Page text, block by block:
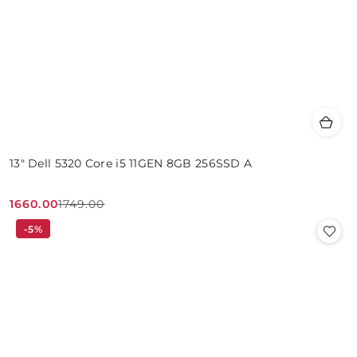
13" Dell 5320 Core i5 11GEN 8GB 256SSD A
Cena
promocyjna:
1660.00
Cena
przed
1749.00
-5%